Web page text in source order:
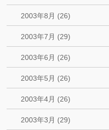
2003年8月 (26)
2003年7月 (29)
2003年6月 (26)
2003年5月 (26)
2003年4月 (26)
2003年3月 (29)